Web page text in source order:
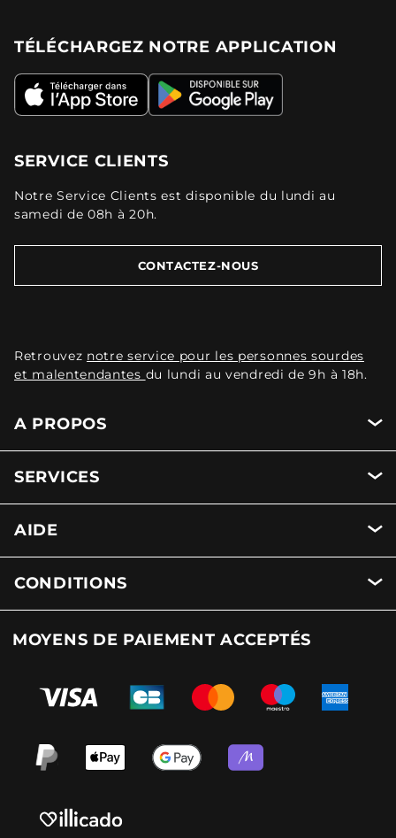
TÉLÉCHARGEZ NOTRE APPLICATION
SERVICE CLIENTS
Notre Service Clients est disponible du lundi au
samedi de 08h à 20h.
CONTACTEZ-NOUS
Retrouvez notre service pour les personnes sourdes
et malentendantes du lundi au vendredi de 9h à 18h.
A PROPOS
SERVICES
AIDE
CONDITIONS
MOYENS DE PAIEMENT ACCEPTÉS